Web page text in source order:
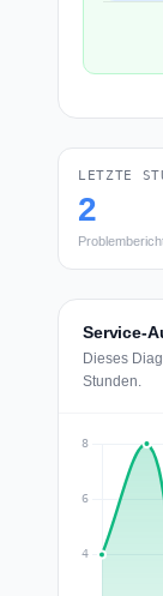
LETZTE
2
Service-
Dieses
Stunden.